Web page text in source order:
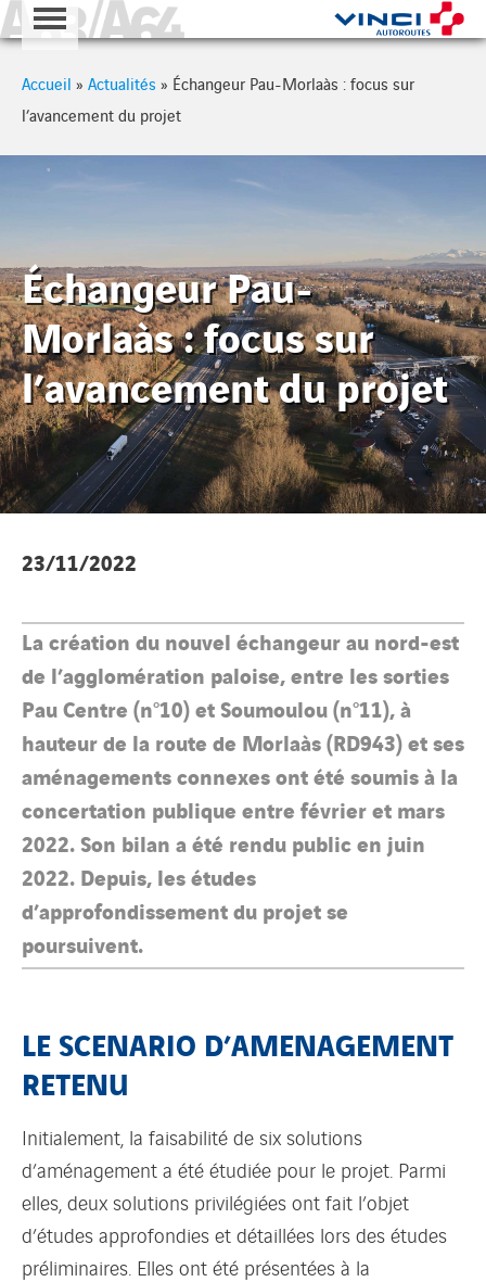
A63 - A64
Accueil » Actualités » Échangeur Pau-Morlaàs : focus sur
l’avancement du projet
Échangeur Pau-
Morlaàs : focus sur
l’avancement du projet
23/11/2022
La création du nouvel échangeur au nord-est
de l’agglomération paloise, entre les sorties
Pau Centre (n°10) et Soumoulou (n°11), à
hauteur de la route de Morlaàs (RD943) et ses
aménagements connexes ont été soumis à la
concertation publique entre février et mars
2022. Son bilan a été rendu public en juin
2022. Depuis, les études
d’approfondissement du projet se
poursuivent.
LE SCENARIO D’AMENAGEMENT
RETENU
Initialement, la faisabilité de six solutions
d’aménagement a été étudiée pour le projet. Parmi
elles, deux solutions privilégiées ont fait l’objet
d’études approfondies et détaillées lors des études
préliminaires. Elles ont été présentées à la
Cookies management panel